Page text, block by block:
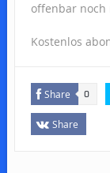
offenbar
Kostenlos
Share 0
Share